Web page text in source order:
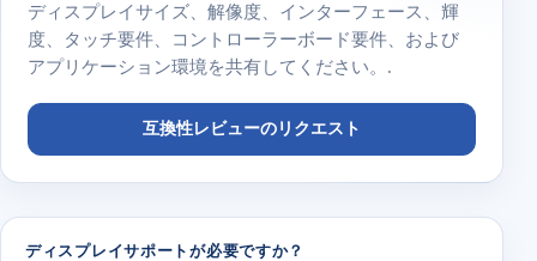
ディスプレイサイズ、解像度、インターフェース、輝
度、タッチ要件、コントローラーボード要件、および
アプリケーション環境を共有してください。.
互換性レビューのリクエスト
ディスプレイサポートが必要ですか？